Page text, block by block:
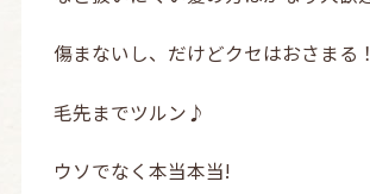
傷まないし、だけどクセはおさまる！
毛先までツルン♪
ウソでなく本当本当!